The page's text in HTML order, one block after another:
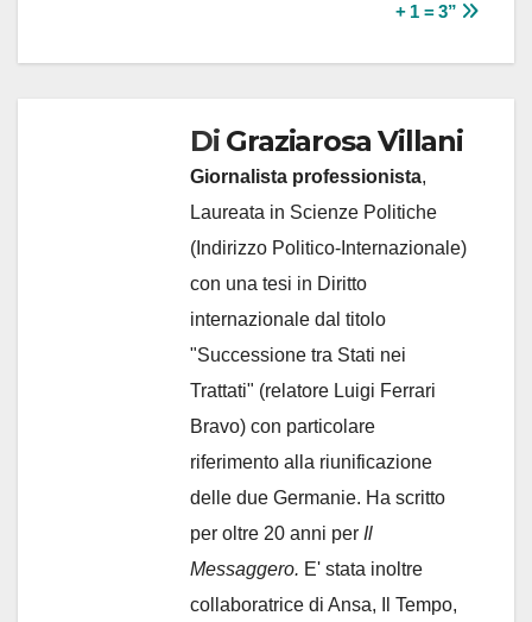
+ 1 = 3”
Di Graziarosa Villani
Giornalista professionista,
Laureata in Scienze Politiche
(Indirizzo Politico-Internazionale)
con una tesi in Diritto
internazionale dal titolo
"Successione tra Stati nei
Trattati" (relatore Luigi Ferrari
Bravo) con particolare
riferimento alla riunificazione
delle due Germanie. Ha scritto
per oltre 20 anni per Il
Messaggero. E' stata inoltre
collaboratrice di Ansa, Il Tempo,